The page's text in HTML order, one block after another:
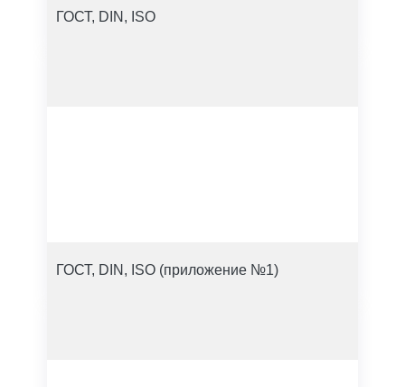
ГОСТ, DIN, ISO
ГОСТ, DIN, ISO (приложение №1)